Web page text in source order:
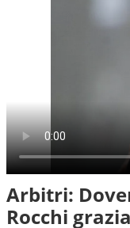
Arbitri:
Rocchi